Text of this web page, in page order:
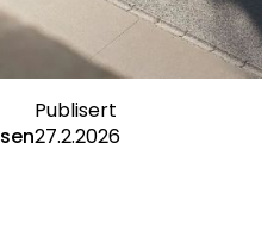
Publisert
27.2.2026